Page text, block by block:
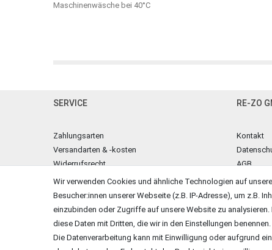
Maschinenwäsche bei 40°C
SERVICE
Zahlungsarten
Versandarten & -kosten
Widerrufsrecht
Warenkorb
Zur Kasse
Hilfe
RE-ZO
Kontakt
AGB
Wir verwenden Cookies und ähnliche Technologien auf
Besucher:innen unserer Webseite (z.B. IP-Adresse), um z.B.
einzubinden oder Zugriffe auf unsere Website zu
diese Daten mit Dritten, die wir in den Einstellungen benennen.
Die Datenverarbeitung kann mit Einwilligung oder aufgrund